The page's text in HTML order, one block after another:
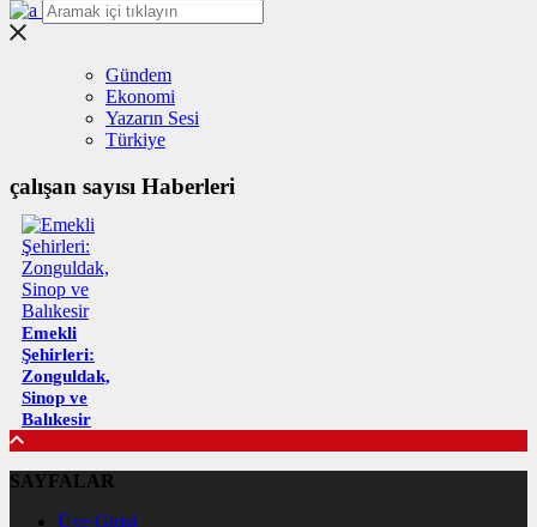
Gündem
Ekonomi
Yazarın Sesi
Türkiye
çalışan sayısı Haberleri
Emekli
Şehirleri:
Zonguldak,
Sinop ve
Balıkesir
SAYFALAR
Üye Girişi